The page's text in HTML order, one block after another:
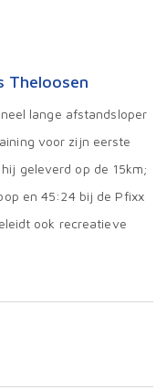
Theloosen
lange afstandsloper
voor zijn eerste
geleverd op de 15km;
en 45:24 bij de Pfixx
ook recreatieve